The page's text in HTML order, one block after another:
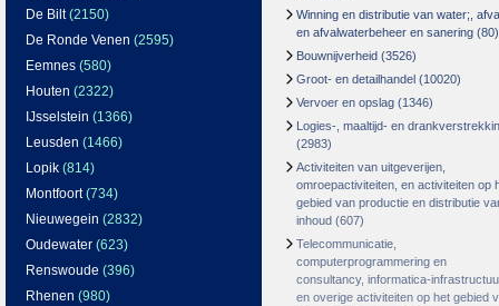
De Bilt(2150)
De Ronde Venen (2595)
Eemnes (580)
Houten (2322)
IJsselstein (1366)
Leusden (1466)
Lopik (814)
Montfoort(734)
Nieuwegein (2832)
Oudewater (623)
Renswoude (396)
Rhenen (980)
Winning en distributie van water;,
en afvalwaterbeheer en sanering (80)
Bouwnijverheid (3526)
Groot- en detailhandel (10020)
Vervoer en opslag (1346)
Logies-, maaltijd- en
(2983)
Activiteiten van uitgeverijen,
omroepactiviteiten, en activiteiten op
gebied van productie en distributie
inhoud (607)
Telecommunicatie,
computerprogrammering en
consultancy, informatica-
en overige activiteiten op het gebied